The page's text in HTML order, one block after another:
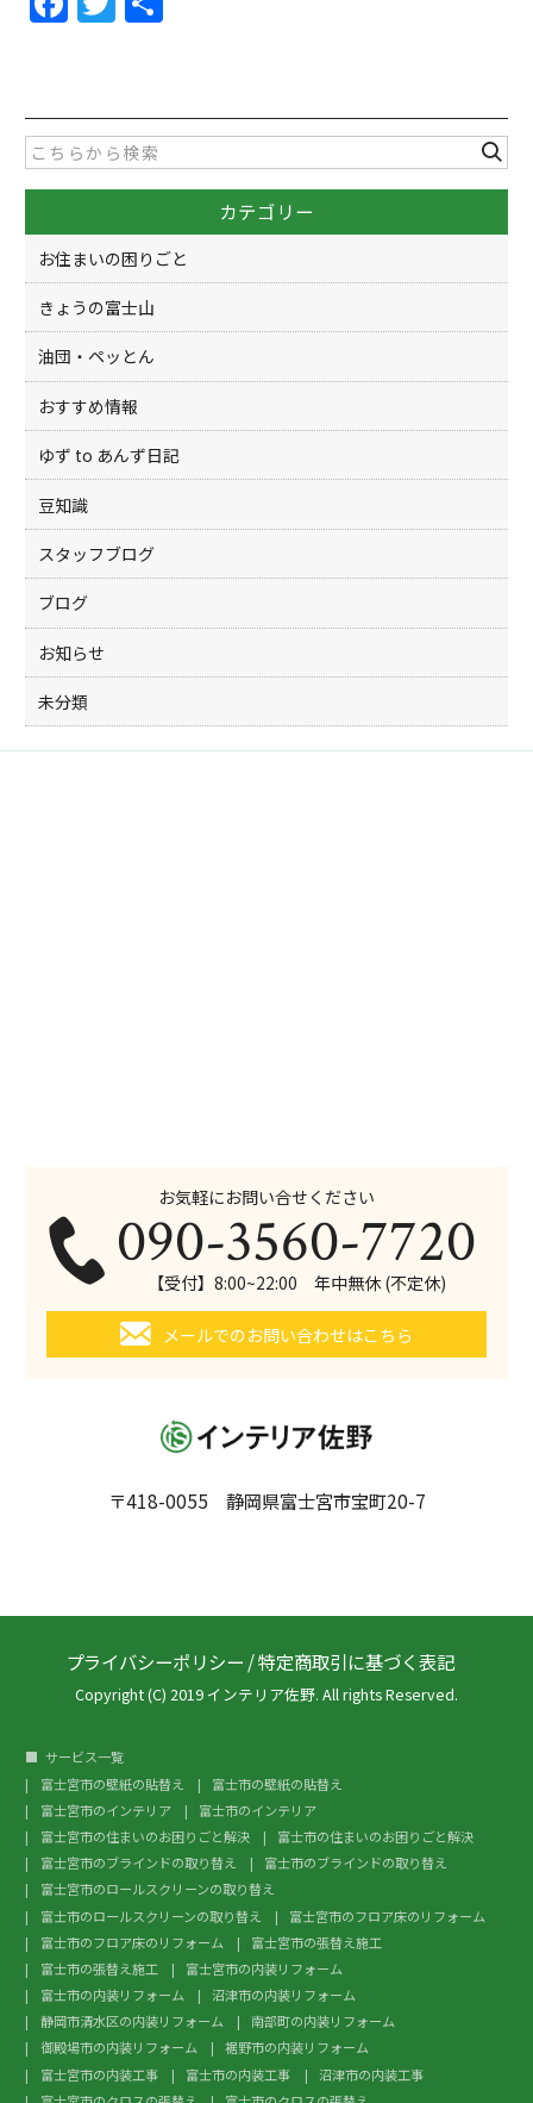
a
e
b
o
o
k
w
er
カテゴリー
お住まいの困りごと
きょうの富士山
油団・ペッとん
おすすめ情報
ゆず to あんず日記
豆知識
スタッフブログ
ブログ
お知らせ
未分類
お気軽にお問い合せください
090-3560-7720
【受付】8:00~22:00 年中無休 (不定休)
メールでのお問い合わせはこちら
〒418-0055 静岡県富士宮市宝町20-7
プライバシーポリシー /特定商取引に基づく表記
Copyright (C) 2019 インテリア佐野. All rights Reserved.
サービス一覧
富士宮市の壁紙の貼替え
富士市の壁紙の貼替え
富士宮市のインテリア
富士市のインテリア
富士宮市の住まいのお困りごと解決
富士市の住まいのお困りごと解決
富士宮市のブラインドの取り替え
富士市のブラインドの取り替え
富士宮市のロールスクリーンの取り替え
富士市のロールスクリーンの取り替え
富士宮市のフロア床のリフォーム
富士市のフロア床のリフォーム
富士宮市の張替え施工
富士市の張替え施工
富士宮市の内装リフォーム
富士市の内装リフォーム
沼津市の内装リフォーム
静岡市清水区の内装リフォーム
南部町の内装リフォーム
御殿場市の内装リフォーム
裾野市の内装リフォーム
富士宮市の内装工事
富士市の内装工事
沼津市の内装工事